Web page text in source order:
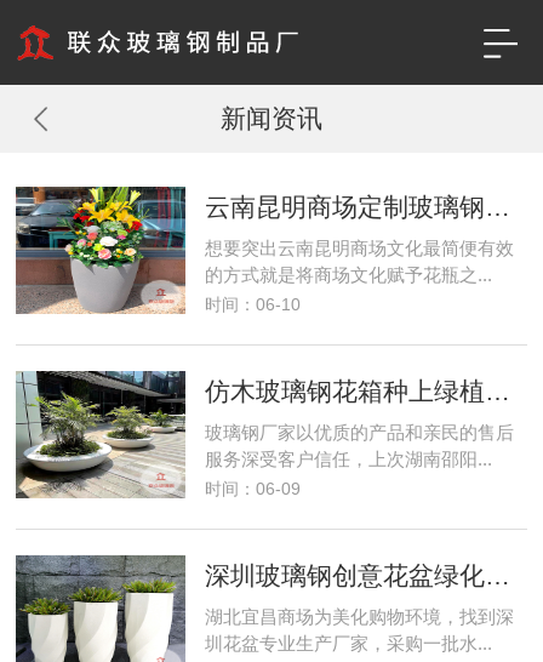
新闻资讯
云南昆明商场定制玻璃钢彩绘花瓶成亮点
想要突出云南昆明商场文化最简便有效
的方式就是将商场文化赋予花瓶之...
时间：06-10
仿木玻璃钢花箱种上绿植让湖南邵阳商场春意盎然
玻璃钢厂家以优质的产品和亲民的售后
服务深受客户信任，上次湖南邵阳...
时间：06-09
深圳玻璃钢创意花盆绿化湖北宜昌购物商场环境
湖北宜昌商场为美化购物环境，找到深
圳花盆专业生产厂家，采购一批水...